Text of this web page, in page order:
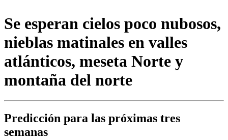
Se esperan cielos poco nubosos,
nieblas matinales en valles
atlánticos, meseta Norte y
montaña del norte
Predicción para las próximas tres
semanas